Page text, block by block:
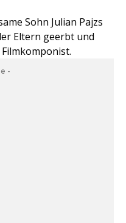
Sohn Julian Pajzs
Eltern geerbt und
-